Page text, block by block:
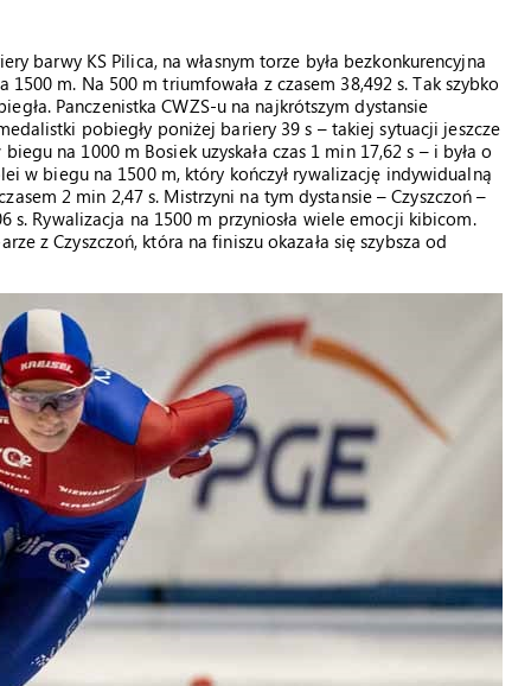
barwy KS Pilica, na własnym torze była bezkonkurencyjna
m. Na 500 m triumfowała z czasem 38,492 s. Tak szybko
Panczenistka CWZS-u na najkrótszym dystansie
pobiegły poniżej bariery 39 s – takiej sytuacji jeszcze
na 1000 m Bosiek uzyskała czas 1 min 17,62 s – i była o
w biegu na 1500 m, który kończył rywalizację indywidualną
2 min 2,47 s. Mistrzyni na tym dystansie – Czyszczoń –
s. Rywalizacja na 1500 m przyniosła wiele emocji kibicom.
z Czyszczoń, która na finiszu okazała się szybsza od